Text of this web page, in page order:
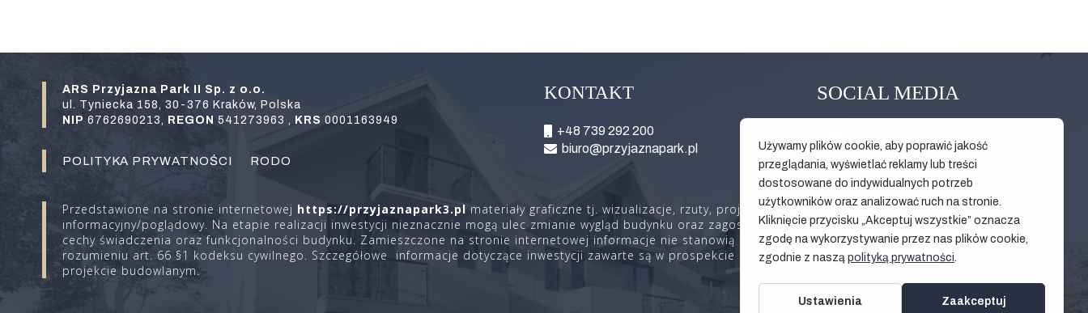
ARS Przyjazna Park II Sp. z o.o.
ul. Tyniecka 158, 30-376 Kraków, Polska
NIP 6762690213, REGON 541273963 , KRS 0001163949
POLITYKA PRYWATNOŚCI RODO
KONTAKT
+48 739 292 200
biuro@przyjaznapark.pl
SOCIAL MEDIA
Przedstawione na stronie internetowej https://przyjaznapark3.pl materiały graficzne tj. wizualizacje, rzuty, projekty budynku mają charakter
informacyjny/poglądowy. Na etapie realizacji inwestycji nieznacznie mogą ulec zmianie wygląd budynku oraz zagospodarowanie terenu. Zmianie nie ulegną istotne
cechy świadczenia oraz funkcjonalności budynku. Zamieszczone na stronie internetowej informacje nie stanowią oferty handlowej, w szczególności oferty w
rozumieniu art. 66 §1 kodeksu cywilnego. Szczegółowe informacje dotyczące inwestycji zawarte są w prospekcie informacyjnym, umowie deweloperskiej oraz
projekcie budowlanym.